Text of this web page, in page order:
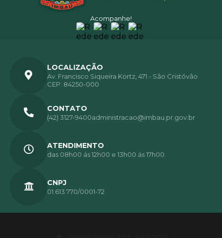
Acompanhe!
LOCALIZAÇÃO
Av. Francisco Siqueira Kortz, 471 - São Cristóvão
CEP: 84250-000
CONTATO
(42) 3127-9400administracao@imbau.pr.gov.br
ATENDIMENTO
das 08h00 ás 12h00 e 13h00 ás 17h00.
CNPJ
01.613.770/0001-72